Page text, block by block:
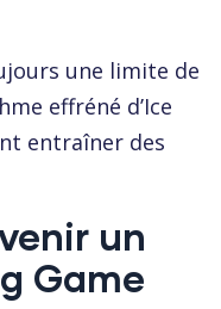
une limite de
effréné d’Ice
entraîner des
un
Game